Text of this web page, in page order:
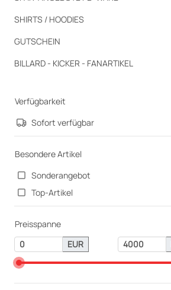
SHIRTS / HOODIES
GUTSCHEIN
BILLARD - KICKER - FANARTIKEL
Verfügbarkeit
Sofort verfügbar
Besondere Artikel
Sonderangebot
Top-Artikel
Preisspanne
EUR